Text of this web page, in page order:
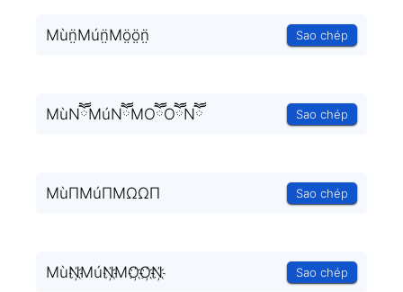
Mùn̤̈Mún̤̈Mö̤ö̤n̤̈ Sao chép
MùNཽMúNཽMOཽOཽNཽ Sao chép
MùΠMúΠMΩΩΠ Sao chép
MùN҉MúN҉MO҉O҉N҉ Sao chép